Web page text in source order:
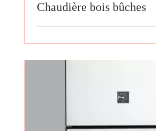
Chaudière bois bûches